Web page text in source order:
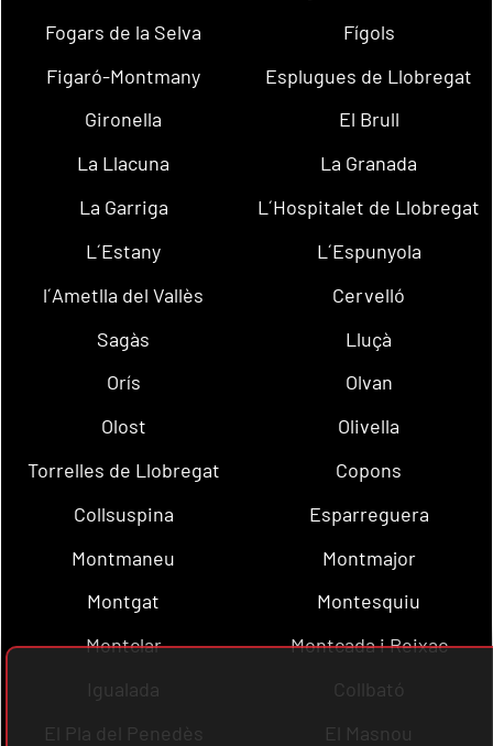
Fogars de la Selva
Fígols
Figaró-Montmany
Esplugues de Llobregat
Gironella
El Brull
La Llacuna
La Granada
La Garriga
L´Hospitalet de Llobregat
L´Estany
L´Espunyola
l´Ametlla del Vallès
Cervelló
Sagàs
Lluçà
Orís
Olvan
Olost
Olivella
Torrelles de Llobregat
Copons
Collsuspina
Esparreguera
Montmaneu
Montmajor
Montgat
Montesquiu
Montclar
Montcada i Reixac
Igualada
Collbató
El Pla del Penedès
El Masnou